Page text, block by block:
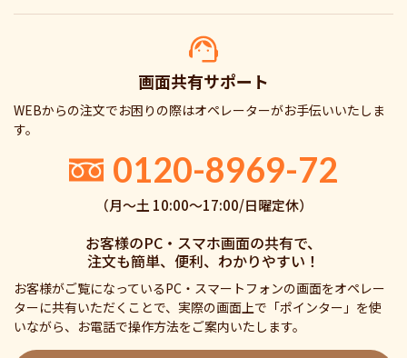
画面共有サポート
WEBからの注文でお困りの際はオペレーターがお手伝いいたしま
す。
0120-8969-72
（月〜土 10:00〜17:00/日曜定休）
お客様のPC・スマホ画面の共有で、
注文も簡単、便利、わかりやすい！
お客様がご覧になっているPC・スマートフォンの画面をオペレー
ターに共有いただくことで、実際の画面上で「ポインター」を使
いながら、お電話で操作方法をご案内いたします。